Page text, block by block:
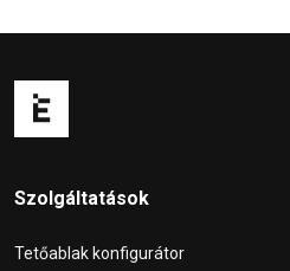
Szolgáltatások
Tetőablak konfigurátor